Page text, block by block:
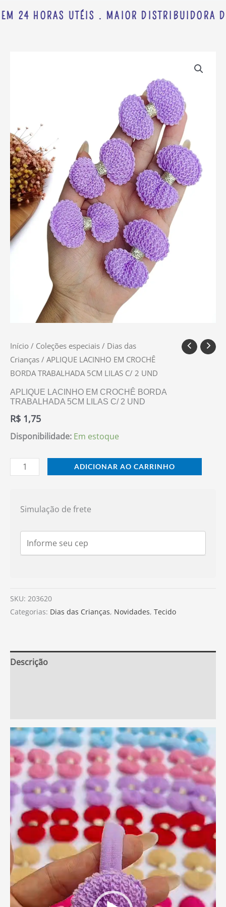
24 HORAS UTÉIS . MAIOR DISTRIBUIDORA
Início / Coleções especiais / Dias das
Crianças / APLIQUE LACINHO EM CROCHÊ
BORDA TRABALHADA 5CM LILAS C/ 2 UND
APLIQUE LACINHO EM CROCHÊ BORDA
TRABALHADA 5CM LILAS C/ 2 UND
R$ 1,75
Disponibilidade: Em estoque
TRABALHADA
5CM
LILAS
C/
2
UND
quantidade
ADICIONAR AO CARRINHO
Simulação de frete
SKU: 203620
Categorias: Dias das Crianças, Novidades, Tecido
Descrição
Tocador
de
vídeo